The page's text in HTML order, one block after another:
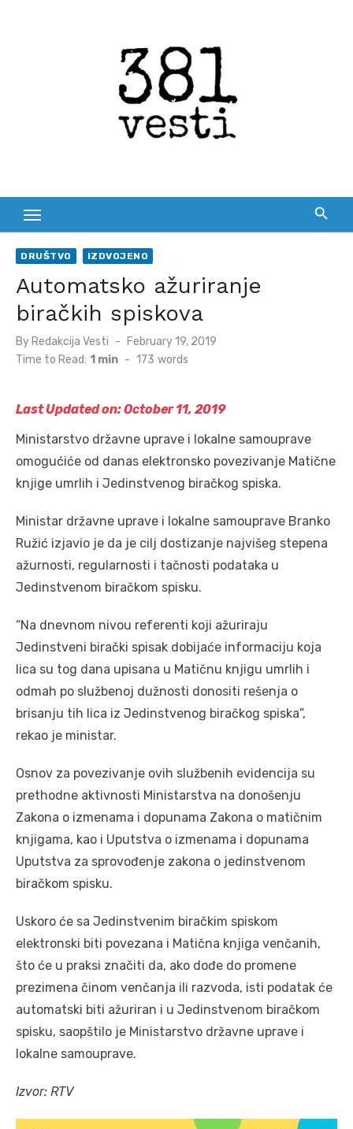
DRUŠTVO IZDVOJENO
Automatsko ažuriranje
biračkih spiskova
By Redakcija Vesti
Posted
on
February 19, 2019
Time to Read: 1 min - 173 words
Last Updated on: October 11, 2019
Ministarstvo državne uprave i lokalne samouprave
omogućiće od danas elektronsko povezivanje Matične
knjige umrlih i Jedinstvenog biračkog spiska.
Ministar državne uprave i lokalne samouprave Branko
Ružić izjavio je da je cilj dostizanje najvišeg stepena
ažurnosti, regularnosti i tačnosti podataka u
Jedinstvenom biračkom spisku.
“Na dnevnom nivou referenti koji ažuriraju
Jedinstveni birački spisak dobijaće informaciju koja
lica su tog dana upisana u Matičnu knjigu umrlih i
odmah po službenoj dužnosti donositi rešenja o
brisanju tih lica iz Jedinstvenog biračkog spiska”,
rekao je ministar.
Osnov za povezivanje ovih službenih evidencija su
prethodne aktivnosti Ministarstva na donošenju
Zakona o izmenama i dopunama Zakona o matičnim
knjigama, kao i Uputstva o izmenama i dopunama
Uputstva za sprovođenje zakona o jedinstvenom
biračkom spisku.
Uskoro će sa Jedinstvenim biračkim spiskom
elektronski biti povezana i Matična knjiga venčanih,
što će u praksi značiti da, ako dođe do promene
prezimena činom venčanja ili razvoda, isti podatak će
automatski biti ažuriran i u Jedinstvenom biračkom
spisku, saopštilo je Ministarstvo državne uprave i
lokalne samouprave.
Izvor: RTV